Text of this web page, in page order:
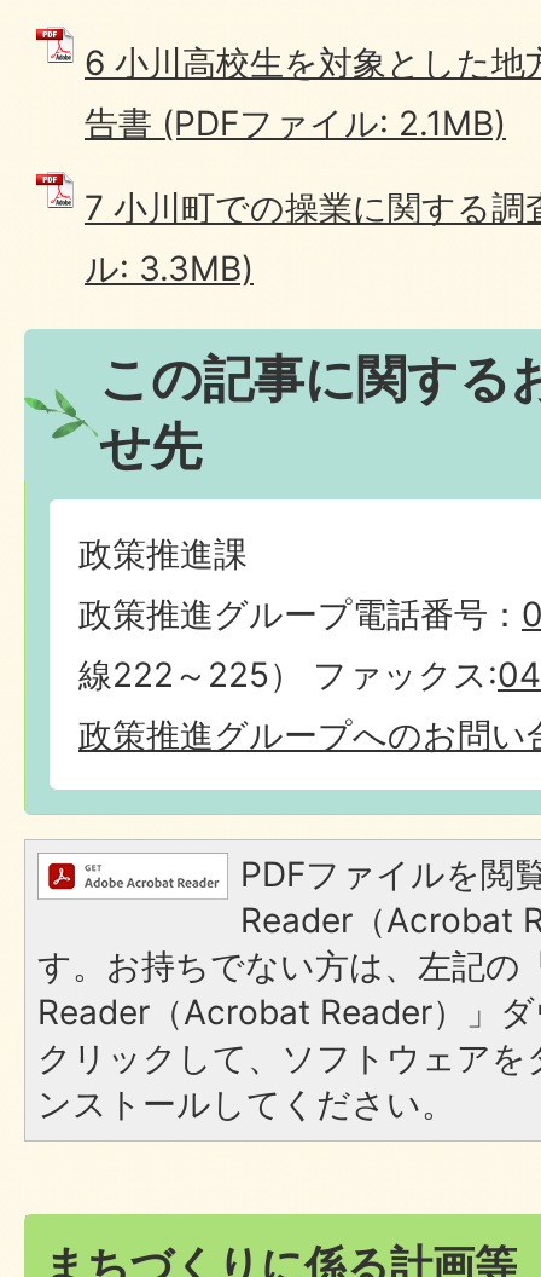
6 小川高校生を対象とした地
告書 (PDFファイル: 2.1MB)
7 小川町での操業に関する調
ル: 3.3MB)
この記事に関する
せ先
政策推進課
政策推進グループ電話番号：
線222～225） ファックス:
政策推進グループへのお問い
PDFファイルを閲
Reader（Acrobat
す。お持ちでない方は、左記の
Reader（Acrobat Reader）」
クリックして、ソフトウェア
ンストールしてください。
まちづくりに係る計画等